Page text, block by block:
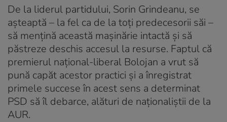
De la liderul partidului, Sorin Grindeanu, se
așteaptă – la fel ca de la toți predecesorii săi –
să mențină această mașinărie intactă și să
păstreze deschis accesul la resurse. Faptul că
premierul național-liberal Bolojan a vrut să
pună capăt acestor practici și a înregistrat
primele succese în acest sens a determinat
PSD să îl debarce, alături de naționaliștii de la
AUR.